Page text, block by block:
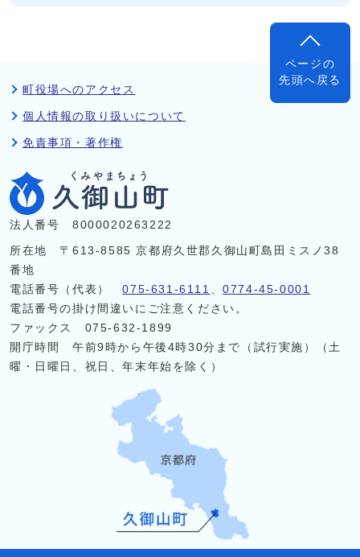
ページの
先頭へ戻る
町役場へのアクセス
個人情報の取り扱いについて
免責事項・著作権
法人番号 8000020263222
所在地 〒613-8585 京都府久世郡久御山町島田ミスノ38
番地
電話番号（代表）075-631-6111 、0774-45-0001
電話番号の掛け間違いにご注意ください。
ファックス 075-632-1899
開庁時間 午前9時から午後4時30分まで（試行実施）（土
曜・日曜日、祝日、年末年始を除く）